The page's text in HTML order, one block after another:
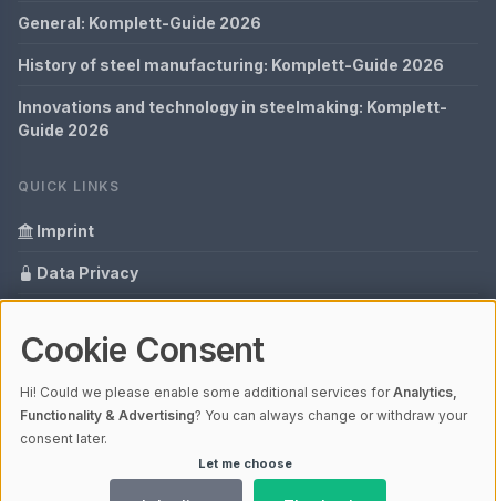
General: Komplett-Guide 2026
History of steel manufacturing: Komplett-Guide 2026
Innovations and technology in steelmaking: Komplett-
Guide 2026
QUICK LINKS
Imprint
Data Privacy
Glossary
Your data protection
© 2026 Cabaro Group - Blog | V4.1
Cookie Consent
Hi! Could we please enable some additional services forAnalytics,
Functionality & Advertising? You can always change or withdraw your
consent later.
Let me choose